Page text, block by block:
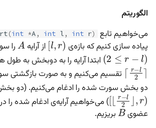
الگوریتم
می‌خواهیم تابع
(int *A, int l, int r)
پیاده سازی کنیم که بازه‌ی
[
l, r
)
از آرایه
A
را (
2
≤
r−l
)
ابتدا آرایه را به دوبخش به طول r−l2
⌉ تقسیم می‌کنیم و به صورت بازگشتی
دو بخش سورت شده را ادغام می‌کنیم. (دو
⌊
r−l2
⌋
,
r
)) می‌خواهیم آرایه‌ی ادغام شده را در
عضوی
B
بریزیم.